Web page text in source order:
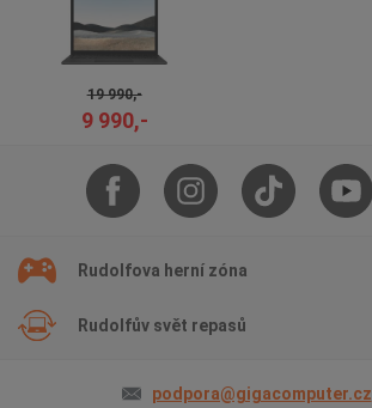
19 990,-
9 990,-
Rudolfova herní zóna
Rudolfův svět repasů
podpora@gigacomputer.cz